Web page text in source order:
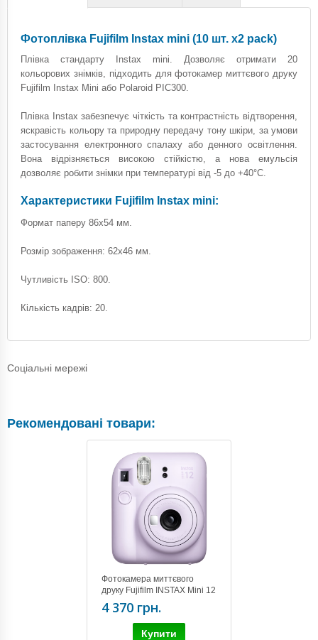
Фотоплівка Fujifilm Instax mini (10 шт. х2 pack)
Плівка стандарту Instax mini. Дозволяє отримати 20
кольорових знімків, підходить для фотокамер миттєвого друку
Fujifilm Instax Mini або Polaroid PIC300.
Плівка Instax забезпечує чіткість та контрастність відтворення,
яскравість кольору та природну передачу тону шкіри, за умови
застосування електронного спалаху або денного освітлення.
Вона відрізняється високою стійкістю, а нова емульсія
дозволяє робити знімки при температурі від -5 до +40°C.
Характеристики Fujifilm Instax mini:
Формат паперу 86х54 мм.
Розмір зображення: 62х46 мм.
Чутливість ISO: 800.
Кількість кадрів: 20.
Соціальні мережі
Рекомендовані товари:
Фотокамера миттєвого
друку Fujifilm INSTAX Mini 12
PURPLE
4 370 грн.
Купити